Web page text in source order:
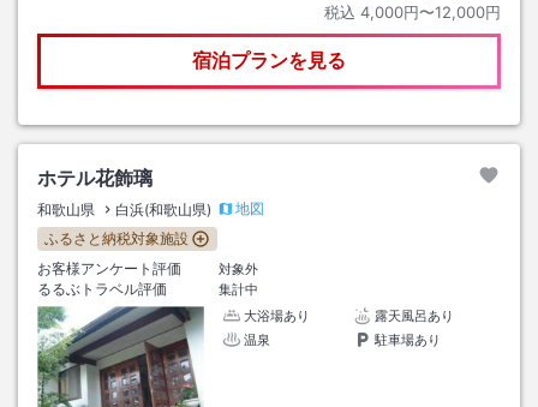
税込 4,000円〜12,000円
宿泊プランを見る
ホテル花飾璃
和歌山県 白浜(和歌山県)
地図
ふるさと納税対象施設
お客様アンケート評価
対象外
るるぶトラベル評価
集計中
大浴場あり
露天風呂あり
温泉
駐車場あり